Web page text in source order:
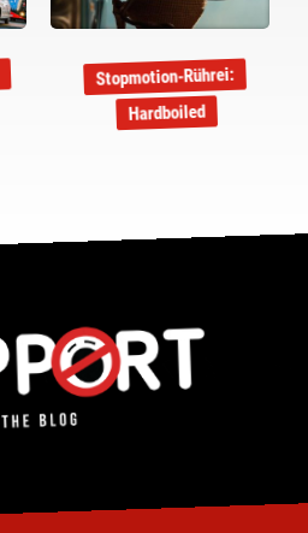
Stopmotion-Rührei:
Hardboiled